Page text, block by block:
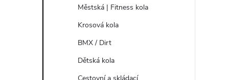
Městská | Fitness kola
Krosová kola
BMX / Dirt
Dětská kola
Cestovní a skládací